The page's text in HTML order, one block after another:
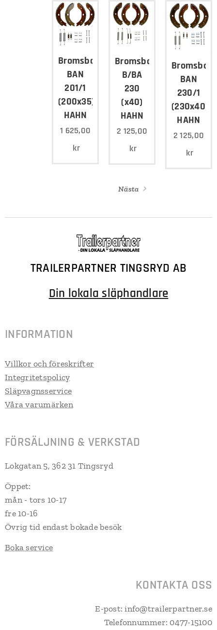
Bromsbacksats
BAN
201/1
(200x35)
HAHN
1 625,00
kr
Bromsbacksats
B/BA
230
(x40)
HAHN
2 125,00
kr
BAN
230/1
(230x40)
HAHN
2 125,00
kr
Nästa
TRAILERPARTNER TINGSRYD AB
Din lokala släphandlare
INFORMATION
Villkor och föreskrifter
Integritetspolicy
Släpvagnsservice
Våra varumärken
FÖRSÄLJNING & VERKSTAD
Lokgatan 5, 362 31 Tingsryd
Öppet:
mån - tors 10-17
fre 10-16
Övrig tid endast bokade besök
Boka service
KONTAKTA OSS
E-post: info@trailerpartner.se
Telefonnummer: 0477-15100